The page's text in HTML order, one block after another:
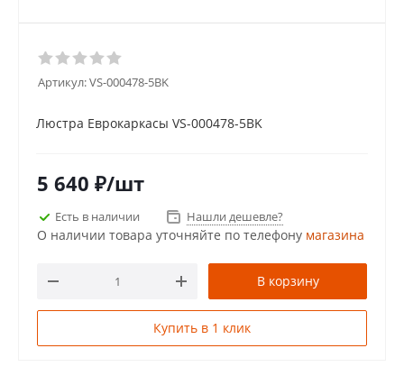
Артикул:VS-000478-5BK
Люстра Еврокаркасы VS-000478-5BK
5 640 ₽/шт
Есть в наличии Нашли дешевле?
О наличии товара уточняйте по телефону магазина
В корзину
Купить в 1 клик